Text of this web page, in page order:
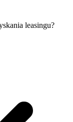
leasingu?